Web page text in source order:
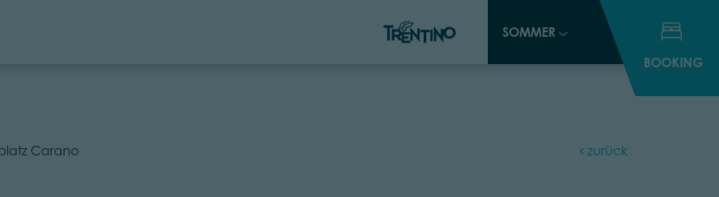
SOMMER
BOOKING
SOMMER
BOOKING
Carano zurück